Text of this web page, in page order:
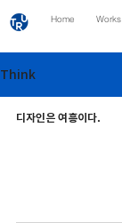
Home Works
Think
디자인은 여흥이다.